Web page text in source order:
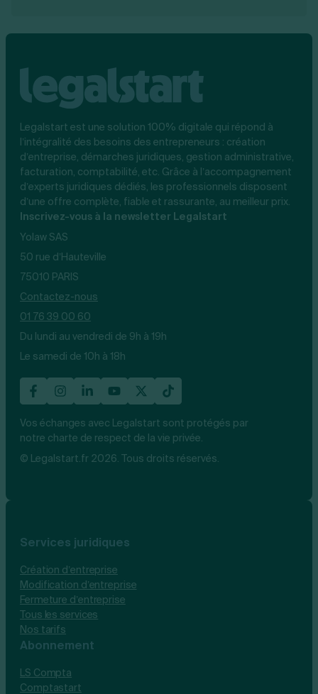
Legalstart est une solution 100% digitale qui répond à
l’intégralité des besoins des entrepreneurs : création
d’entreprise, démarches juridiques, gestion administrative,
facturation, comptabilité, etc. Grâce à l’accompagnement
d’experts juridiques dédiés, les professionnels disposent
d’une offre complète, fiable et rassurante, au meilleur prix.
Inscrivez-vous à la newsletter Legalstart
Yolaw SAS
50 rue d’Hauteville
75010 PARIS
Contactez-nous
01 76 39 00 60
Du lundi au vendredi de 9h à 19h
Le samedi de 10h à 18h
Vos échanges avec Legalstart sont protégés par
notre charte de respect de la vie privée.
© Legalstart.fr 2026. Tous droits réservés.
Services juridiques
Création d’entreprise
Modification d’entreprise
Fermeture d’entreprise
Tous les services
Nos tarifs
Abonnement
LS Compta
Comptastart